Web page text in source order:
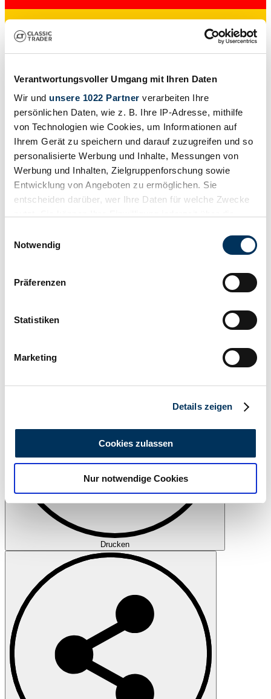
Verantwortungsvoller Umgang mit Ihren Daten
Wir und unsere 1022 Partner verarbeiten Ihre
persönlichen Daten, wie z. B. Ihre IP-Adresse, mithilfe
von Technologien wie Cookies, um Informationen auf
Ihrem Gerät zu speichern und darauf zuzugreifen und so
personalisierte Werbung und Inhalte, Messungen von
Werbung und Inhalten, Zielgruppenforschung sowie
Entwicklung von Angeboten zu ermöglichen. Sie
entscheiden darüber, wer Ihre Daten für welche Zwecke
Trigger Symbol ändern oder widerrufen
Informationen über Ihre geografische Lage
können
bestimmten Merkmalen (Fingerprinting) identifizieren
Erfahren Sie mehr darüber, wie Ihre persönlichen Daten
analysieren. Außerdem geben wir Informationen zu Ihrer
Verwendung unserer Website an unsere Partner für
soziale Medien, Werbung und Analysen weiter. Unsere
Partner führen diese Informationen möglicherweise mit
weiteren Daten zusammen, die Sie ihnen bereitgestellt
haben oder die sie im Rahmen Ihrer Nutzung der Dienste
gesammelt haben.Datenschutzerklärung
Notwendig
Präferenzen
Statistiken
Marketing
Details zeigen
Cookies zulassen
Nur notwendige Cookies
Händler
Drucken